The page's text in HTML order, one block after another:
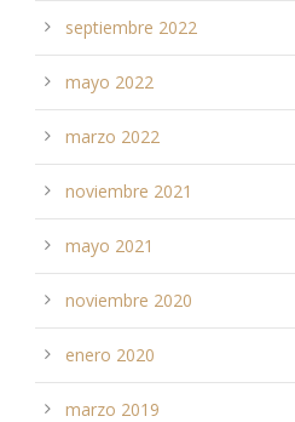
septiembre 2022
mayo 2022
marzo 2022
noviembre 2021
mayo 2021
noviembre 2020
enero 2020
marzo 2019